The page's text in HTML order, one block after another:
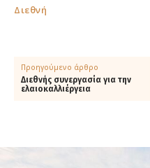
Διεθνή
Προηγούμενο άρθρο
Διεθνής συνεργασία για την
ελαιοκαλλιέργεια